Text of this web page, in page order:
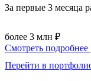
За первые 3 месяца
более 3 млн ₽
Смотреть подробнее
Перейти в